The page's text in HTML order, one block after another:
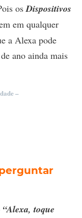
osDispositivos
em qualquer
a Alexa pode
ano ainda mais
–
“Alexa, toque